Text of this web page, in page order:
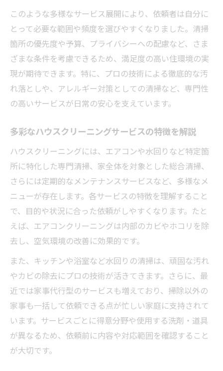
安心して任せられるハウスクリーニングの
見分け方
ハウスクリーニング選びの失敗回避のコツ
を伝授
依頼方法で変わるハウスクリーニングの活用術
ハウスクリーニング依頼方法の違いと選び
方
方
オンライン依頼で広がるハウスクリーニン
グ活用法
短時間依頼も可能なハウスクリーニングの
工夫
臨機応変なハウスクリーニング依頼の利点
家族の健康守る多彩な清掃サービスを知る
軽減
多様な清掃サービスで守る暮らしと健康
アレルギー対策もできるハウスクリーニン
小さな子どもや高齢者も安心の清掃サービ
ス
このような多様なサービス展開により、依頼者は自分に
とって必要な範囲や頻度を選びやすくなりました。清掃
箇所の優先度や予算、プライバシーへの配慮など、さま
ざまな条件を考慮できるため、満足度の高い住環境の実
現が期待できます。特に、プロの技術による徹底的な汚
れ落としや、アレルギー対策としての清掃など、専門性
の高いサービスが日常の安心を支えています。
多彩なハウスクリーニングサービスの特徴を解説
ハウスクリーニングには、エアコンや水回りなど特定箇
所に特化した専門清掃、家全体を対象とした総合清掃、
さらには定期的なメンテナンスサービスなど、多様なメ
ニューが存在します。各サービスの特徴を理解すること
で、目的や状況に合った依頼がしやすくなります。たと
えば、エアコンクリーニングは内部のカビやホコリを除
去し、空気環境の改善に効果的です。
また、キッチンや浴室など水回りの清掃は、頑固な汚れ
やカビの除去にプロの技術が活きてきます。さらに、最
近では家事代行型のサービスも増えており、掃除以外の
家事も一括して依頼できる点が忙しい家庭に支持されて
います。サービスごとに得意分野や使用する洗剤・道具
が異なるため、依頼前に内容や対応範囲を確認すること
が大切です。